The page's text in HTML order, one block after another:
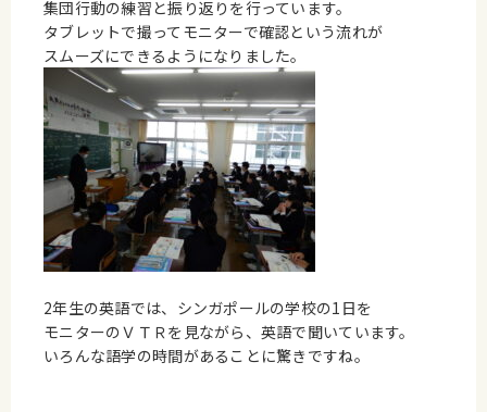
集団行動の練習と振り返りを行っています。
タブレットで撮ってモニターで確認という流れが
スムーズにできるようになりました。
2年生の英語では、シンガポールの学校の1日を
モニターのＶＴＲを見ながら、英語で聞いています。
いろんな語学の時間があることに驚きですね。